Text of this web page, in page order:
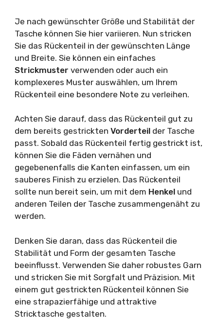
Je nach gewünschter Größe und Stabilität der
Tasche können Sie hier variieren. Nun stricken
Sie das Rückenteil in der gewünschten Länge
und Breite. Sie können ein einfaches
Strickmuster verwenden oder auch ein
komplexeres Muster auswählen, um Ihrem
Rückenteil eine besondere Note zu verleihen.
Achten Sie darauf, dass das Rückenteil gut zu
dem bereits gestrickten Vorderteil der Tasche
passt. Sobald das Rückenteil fertig gestrickt ist,
können Sie die Fäden vernähen und
gegebenenfalls die Kanten einfassen, um ein
sauberes Finish zu erzielen. Das Rückenteil
sollte nun bereit sein, um mit dem Henkel und
anderen Teilen der Tasche zusammengenäht zu
werden.
Denken Sie daran, dass das Rückenteil die
Stabilität und Form der gesamten Tasche
beeinflusst. Verwenden Sie daher robustes Garn
und stricken Sie mit Sorgfalt und Präzision. Mit
einem gut gestrickten Rückenteil können Sie
eine strapazierfähige und attraktive
Stricktasche gestalten.